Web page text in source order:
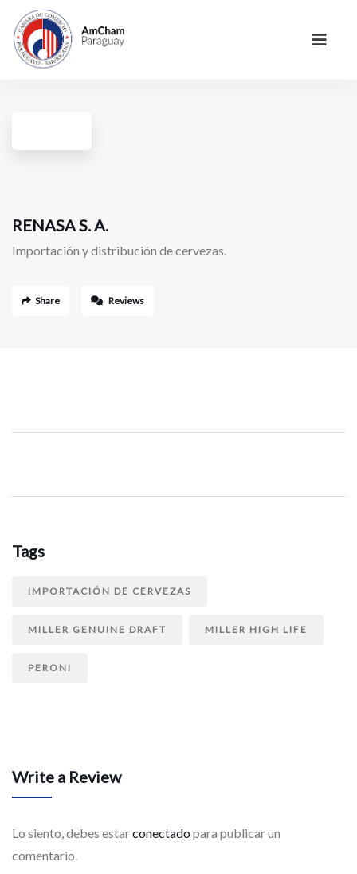
RENASA S. A.
Importación y distribución de cervezas.
Share Reviews
Tags
IMPORTACIÓN DE CERVEZAS
MILLER GENUINE DRAFT MILLER HIGH LIFE
PERONI
Write a Review
Lo siento, debes estarconectadopara publicar un
comentario.